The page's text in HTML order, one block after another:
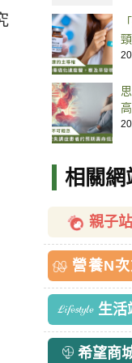
相關網
親子站
營養N
生活
希望商